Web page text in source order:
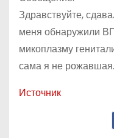
Здравствуйте,
меня обнаружили
микоплазму
сама я не
Источник